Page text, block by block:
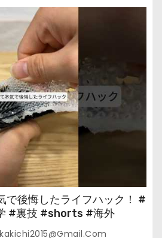
で後悔したライフハック！ #
#裏技 #shorts #海外